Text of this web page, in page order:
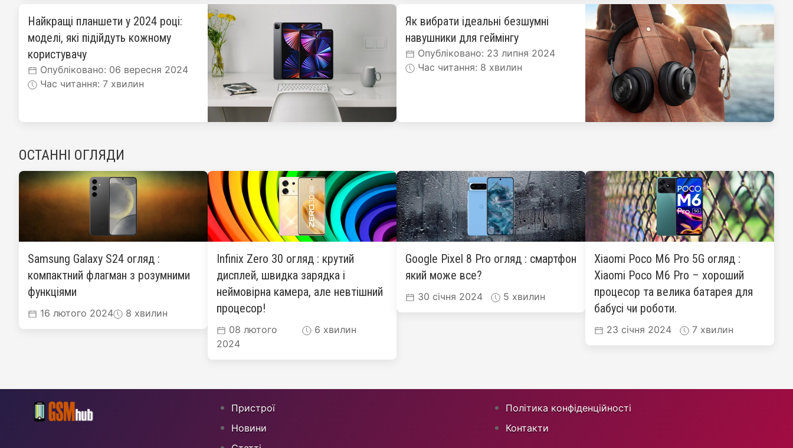
Найкращі планшети у 2024 році:
моделі, які підійдуть кожному
користувачу
Опубліковано: 06 вересня 2024
Час читання: 7 хвилин
Як вибрати ідеальні безшумні
навушники для геймінгу
Опубліковано: 23 липня 2024
Час читання: 8 хвилин
ОСТАННІ ОГЛЯДИ
Samsung Galaxy S24 огляд :
компактний флагман з розумними
функціями
16 лютого 2024 8 хвилин
Infinix Zero 30 огляд : крутий
дисплей, швидка зарядка і
неймовірна камера, але невтішний
процесор!
08 лютого
2024
6 хвилин
Google Pixel 8 Pro огляд : смартфон
який може все?
30 січня 2024 5 хвилин
Xiaomi Poco M6 Pro 5G огляд :
Xiaomi Poco M6 Pro – хороший
процесор та велика батарея для
бабусі чи роботи.
23 січня 2024 7 хвилин
Пристрої
Новини
Політика конфіденційності
Контакти